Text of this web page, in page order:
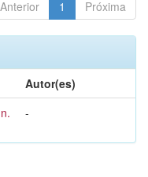
Anterior 1 Próxima
Autor(es)
-